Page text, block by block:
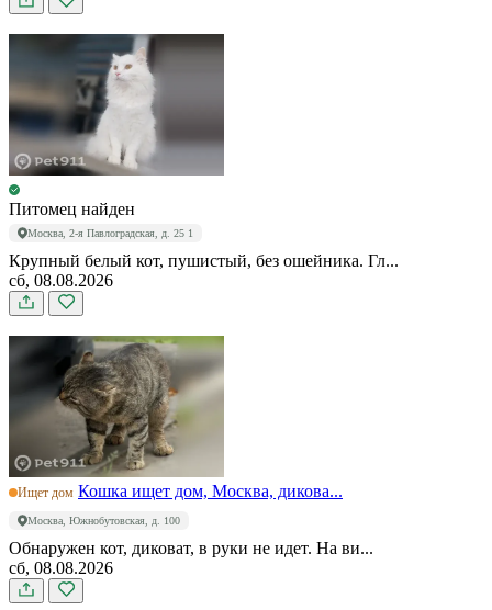
Питомец найден
Москва, 2-я Павлоградская, д. 25 1
Крупный белый кот, пушистый, без ошейника. Гл...
сб, 08.08.2026
Ищет дом Кошка ищет дом, Москва, дикова...
Москва, Южнобутовская, д. 100
Обнаружен кот, диковат, в руки не идет. На ви...
сб, 08.08.2026